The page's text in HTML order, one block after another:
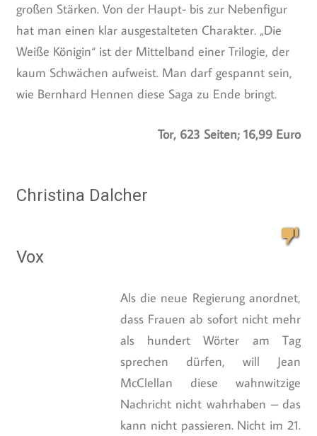
großen Stärken. Von der Haupt- bis zur Nebenfigur
hat man einen klar ausgestalteten Charakter. „Die
Weiße Königin“ ist der Mittelband einer Trilogie, der
kaum Schwächen aufweist. Man darf gespannt sein,
wie Bernhard Hennen diese Saga zu Ende bringt.
Tor, 623 Seiten; 16,99 Euro
Christina Dalcher
Vox
Als die neue Regierung anordnet,
dass Frauen ab sofort nicht mehr
als hundert Wörter am Tag
sprechen dürfen, will Jean
McClellan diese wahnwitzige
Nachricht nicht wahrhaben – das
kann nicht passieren. Nicht im 21.